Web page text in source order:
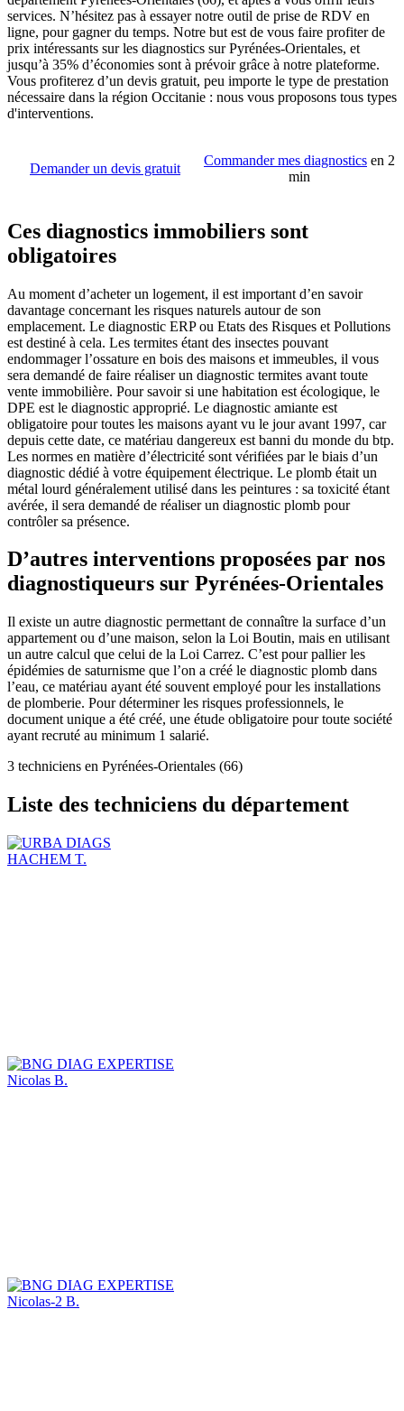
services. N’hésitez pas à essayer notre outil de prise de RDV en
ligne, pour gagner du temps. Notre but est de vous faire profiter de
prix intéressants sur les diagnostics sur Pyrénées-Orientales, et
jusqu’à 35% d’économies sont à prévoir grâce à notre plateforme.
Vous profiterez d’un devis gratuit, peu importe le type de prestation
nécessaire dans la région Occitanie : nous vous proposons tous types
d'interventions.
Demander un devis gratuit
Commander mes diagnostics en 2
min
Ces diagnostics immobiliers sont
obligatoires
Au moment d’acheter un logement, il est important d’en savoir
davantage concernant les risques naturels autour de son
emplacement. Le diagnostic ERP ou Etats des Risques et Pollutions
est destiné à cela. Les termites étant des insectes pouvant
endommager l’ossature en bois des maisons et immeubles, il vous
sera demandé de faire réaliser un diagnostic termites avant toute
vente immobilière. Pour savoir si une habitation est écologique, le
DPE est le diagnostic approprié. Le diagnostic amiante est
obligatoire pour toutes les maisons ayant vu le jour avant 1997, car
depuis cette date, ce matériau dangereux est banni du monde du btp.
Les normes en matière d’électricité sont vérifiées par le biais d’un
diagnostic dédié à votre équipement électrique. Le plomb était un
métal lourd généralement utilisé dans les peintures : sa toxicité étant
avérée, il sera demandé de réaliser un diagnostic plomb pour
contrôler sa présence.
D’autres interventions proposées par nos
diagnostiqueurs sur Pyrénées-Orientales
Il existe un autre diagnostic permettant de connaître la surface d’un
appartement ou d’une maison, selon la Loi Boutin, mais en utilisant
un autre calcul que celui de la Loi Carrez. C’est pour pallier les
épidémies de saturnisme que l’on a créé le diagnostic plomb dans
l’eau, ce matériau ayant été souvent employé pour les installations
de plomberie. Pour déterminer les risques professionnels, le
document unique a été créé, une étude obligatoire pour toute société
ayant recruté au minimum 1 salarié.
3 techniciens en Pyrénées-Orientales (66)
Liste des techniciens du département
HACHEM T.
Nicolas B.
Nicolas-2 B.